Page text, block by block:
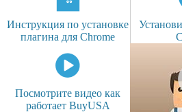
Инструкция по установке
плагина для Chrome
Посмотрите видео как
работает BuyUSA